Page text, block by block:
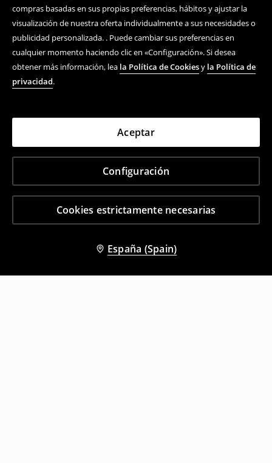
compras basadas en sus propias preferencias, hábitos y ajustar la
visualización de nuestra oferta individualmente a sus necesidades o
publicidad personalizada. . Puede cambiar sus preferencias en
cualquier momento haciendo clic en «Configuración». Si desea
obtener más información, lea la Política de Cookiesy la Política de
privacidad.
Cookies estrictamente necesarias
Configuración
Aceptar
España (Spain)